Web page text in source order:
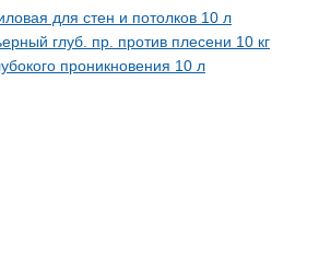
для стен и потолков 10 л
глуб. пр. против плесени 10 кг
проникновения 10 л